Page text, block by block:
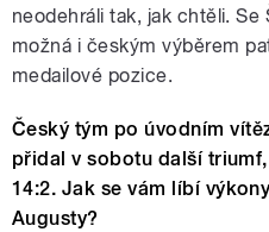
neodehráli tak, jak chtěli. Se
možná i českým výběrem
medailové pozice.
Český tým po úvodním
přidal v sobotu další
14:2. Jak se vám líbí
Augusty?